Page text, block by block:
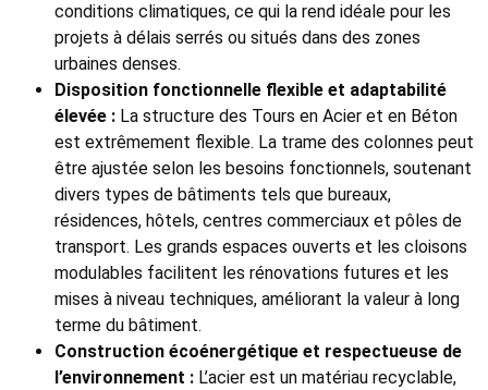
conditions climatiques, ce qui la rend idéale pour les
projets à délais serrés ou situés dans des zones
urbaines denses.
Disposition fonctionnelle flexible et adaptabilité
élevée : La structure des Tours en Acier et en Béton
est extrêmement flexible. La trame des colonnes peut
être ajustée selon les besoins fonctionnels, soutenant
divers types de bâtiments tels que bureaux,
résidences, hôtels, centres commerciaux et pôles de
transport. Les grands espaces ouverts et les cloisons
modulables facilitent les rénovations futures et les
mises à niveau techniques, améliorant la valeur à long
terme du bâtiment.
Construction écoénergétique et respectueuse de
l’environnement : L’acier est un matériau recyclable,